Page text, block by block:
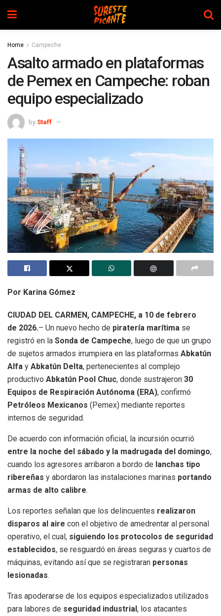
Home Campeche
Asalto armado en plataformas
de Pemex en Campeche: roban
equipo especializado
by Staff
Por Karina Gómez
CIUDAD DEL CARMEN, CAMPECHE, a 10 de febrero
de 2026.– Un nuevo hecho de piratería marítima se
registró en la Sonda de Campeche, luego de que un grupo
de sujetos armados irrumpiera en las plataformas Abkatún
Alfa y Abkatún Delta, pertenecientes al complejo
productivo Abkatún Pool Chuc, donde sustrajeron 30
Equipos de Respiración Autónoma (ERA), confirmó
Petróleos Mexicanos (Pemex) mediante reportes
internos de seguridad.
De acuerdo con información oficial, la incursión ocurrió
entre la noche del sábado y la madrugada del domingo,
cuando los agresores arribaron a bordo de lanchas tipo
ribereñas y abordaron las instalaciones marinas portando
armas de alto calibre.
Los reportes señalan que los delincuentes realizaron
disparos al aire con el objetivo de amedrentar al personal
operativo, el cual, siguiendo los protocolos de seguridad
establecidos, se resguardó en áreas seguras y cuartos de
máquinas, evitando así que se registraran personas
lesionadas.
Tras apoderarse de los equipos especializados utilizados
para labores de seguridad industrial, los atacantes